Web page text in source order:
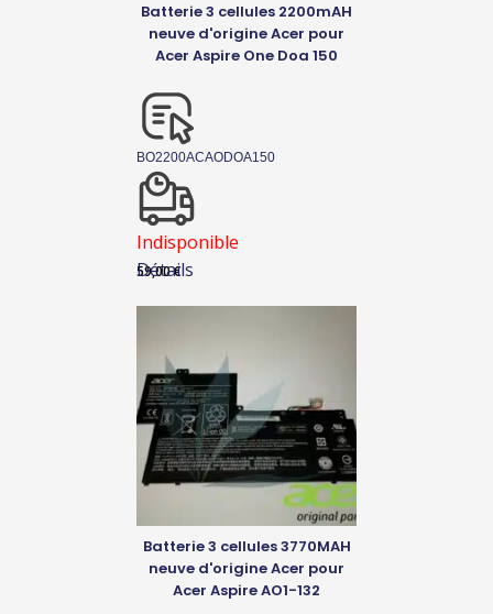
Détails
Batterie 3 cellules 2200mAH
neuve d'origine Acer pour
Acer Aspire One Doa 150
BO2200ACAODOA150
Indisponible
59,00€
Batterie 3 cellules 3770MAH
neuve d'origine Acer pour
Acer Aspire AO1-132